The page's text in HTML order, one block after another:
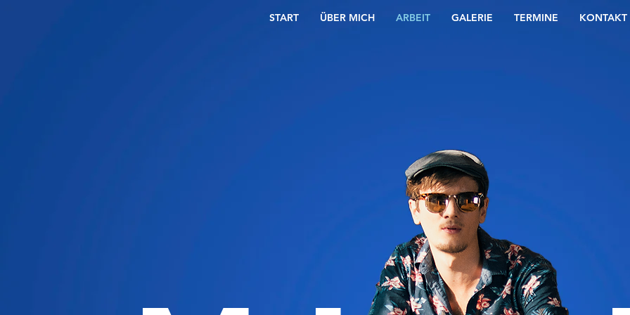
START ÜBER MICH ARBEIT GALERIE TERMINE KONTAKT